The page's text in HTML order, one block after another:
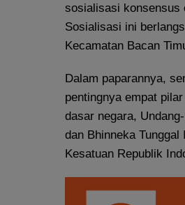
sosialisasi konsensus
Sosialisasi ini
Kecamatan Bacan
Dalam paparannya,
pentingnya empat
dasar negara,
dan Bhinneka
Kesatuan Republik